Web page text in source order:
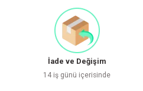
İade ve Değişim
14 iş günü içerisinde